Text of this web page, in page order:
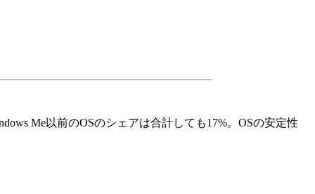
Me以前のOSのシェアは合計しても17%。OSの安定性